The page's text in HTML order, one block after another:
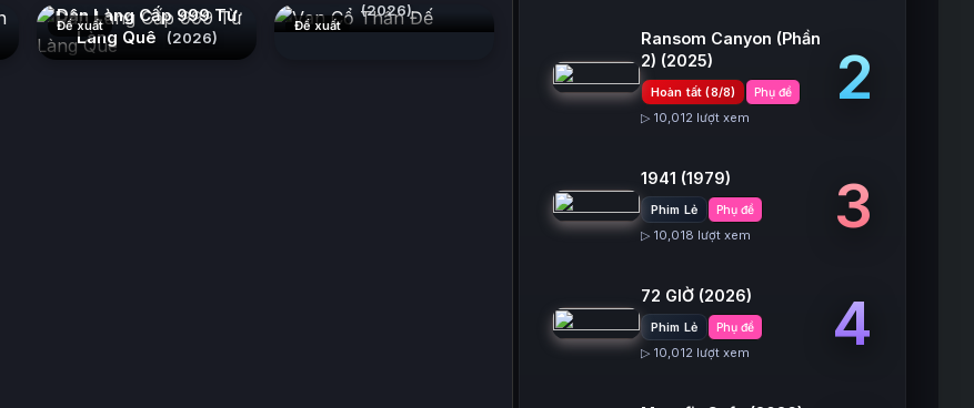
Đề xuất
Dân Làng Cấp 999 Từ
Làng Quê
(2026)
Đề xuất
(2026)
Ransom Canyon (Phần
2) (2025)
Hoàn tất (8/8) Phụ đề
▷ 10,012 lượt xem
2
1941 (1979)
Phim Lẻ Phụ đề
▷ 10,018 lượt xem 3
72 GIỜ (2026)
Phim Lẻ Phụ đề
▷ 10,012 lượt xem 4